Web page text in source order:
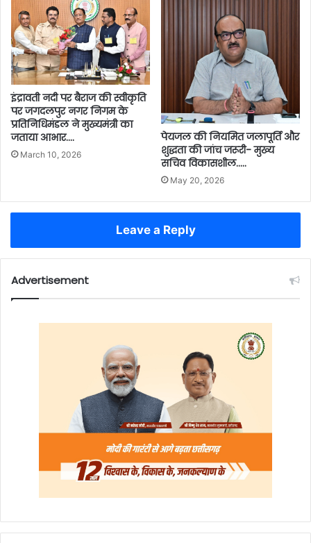
इंद्रावती नदी पर बैराज की स्वीकृति
पर जगदलपुर नगर निगम के
प्रतिनिधिमंडल ने मुख्यमंत्री का
जताया आभार….
March 10, 2026
पेयजल की नियमित जलापूर्ति और
शुद्धता की जांच जरूरी- मुख्य
सचिव विकासशील…..
May 20, 2026
Leave a Reply
Advertisement